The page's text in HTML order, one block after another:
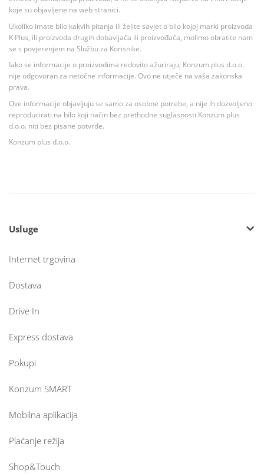
koje su objavljene na web stranici.
Ukoliko imate bilo kakvih pitanja ili želite savjet o bilo kojoj marki proizvoda
K Plus, ili proizvoda drugih dobavljača ili proizvođača, molimo obratite nam
se s povjerenjem na Službu za Korisnike.
Iako se informacije o proizvodima redovito ažuriraju, Konzum plus d.o.o.
nije odgovoran za netočne informacije. Ovo ne utječe na vaša zakonska
prava.
Ove informacije objavljuju se samo za osobne potrebe, a nije ih dozvoljeno
reproducirati na bilo koji način bez prethodne suglasnosti Konzum plus
d.o.o. niti bez pisane potvrde.
Konzum plus d.o.o.
Usluge
Internet trgovina
Dostava
Drive In
Express dostava
Pokupi
Konzum SMART
Mobilna aplikacija
Plaćanje režija
Shop&Touch